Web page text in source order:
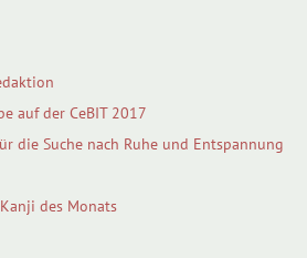
auf der CeBIT 2017
die Suche nach Ruhe und Entspannung
des Monats